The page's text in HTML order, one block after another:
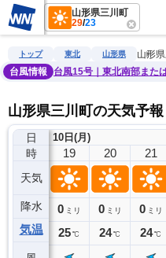
山形県三川町
29/23
雨雲レーダー 台風情報 地
トップ 東北 山形県
山形
台風情報
台風15号｜東北南部また
山形県三川町の天気予報
日
時
天気
降水
気温
10日(月)
18
0ミリ
26℃
19
0 ミリ
25℃
20
0 ミリ
24℃
21
0 ミリ
24℃